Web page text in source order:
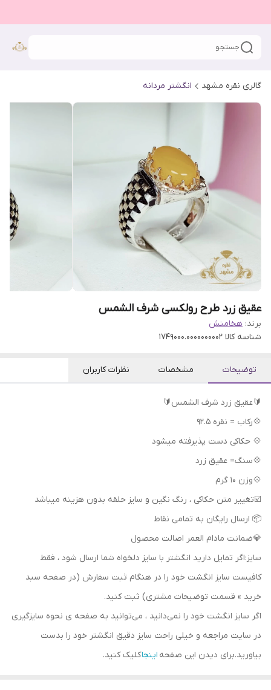
جستجو
گالری نقره مشهد انگشتر مردانه
عقیق زرد طرح رولکسی شرف الشمس
برند: هخامنش
شناسه کالا 1749000.0000000002
توضیحات مشخصات نظرات کاربران
🔰عقیق زرد شرف الشمس🔰
💠رکاب = نقره 92.5
💠 حکاکی دست پذیرفته میشود
💠سنگ= عقیق زرد
💠وزن 10 گرم
📦 ارسال رایگان به تمامی نقاط
💎ضمانت مادام العمر اصالت محصول
سایز:اگر تمایل دارید انگشتر با سایز دلخواه شما ارسال شود ، فقط
کافیست سایز انگشت خود را در هنگام ثبت سفارش (در صفحه سبد
خرید » قسمت توضیحات مشتری) ثبت کنید.
اگر سایز انگشت خود را نمی‌دانید ، می‌توانید به صفحه ی نحوه سایزگیری
در سایت مراجعه و خیلی راحت سایز دقیق انگشتر خود را بدست
بیاورید.برای دیدن این صفحه اینجاکلیک کنید.